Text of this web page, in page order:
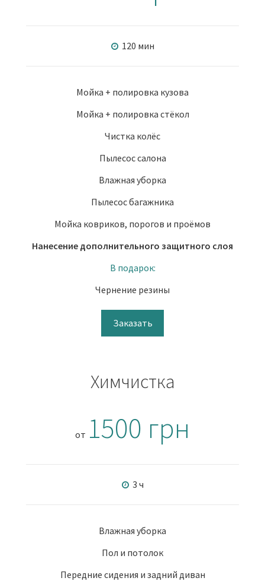
120 мин
Мойка + полировка кузова
Мойка + полировка стёкол
Чистка колёс
Пылесос салона
Влажная уборка
Пылесос багажника
Мойка ковриков, порогов и проёмов
Нанесение дополнительного защитного слоя
В подарок:
Чернение резины
Заказать
Химчистка
от 1500 грн
3 ч
Влажная уборка
Пол и потолок
Передние сидения и задний диван